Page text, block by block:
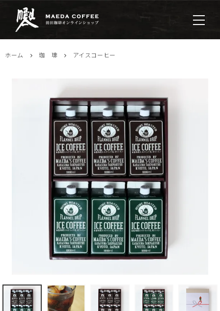
ホーム 珈 琲 アイスコーヒー